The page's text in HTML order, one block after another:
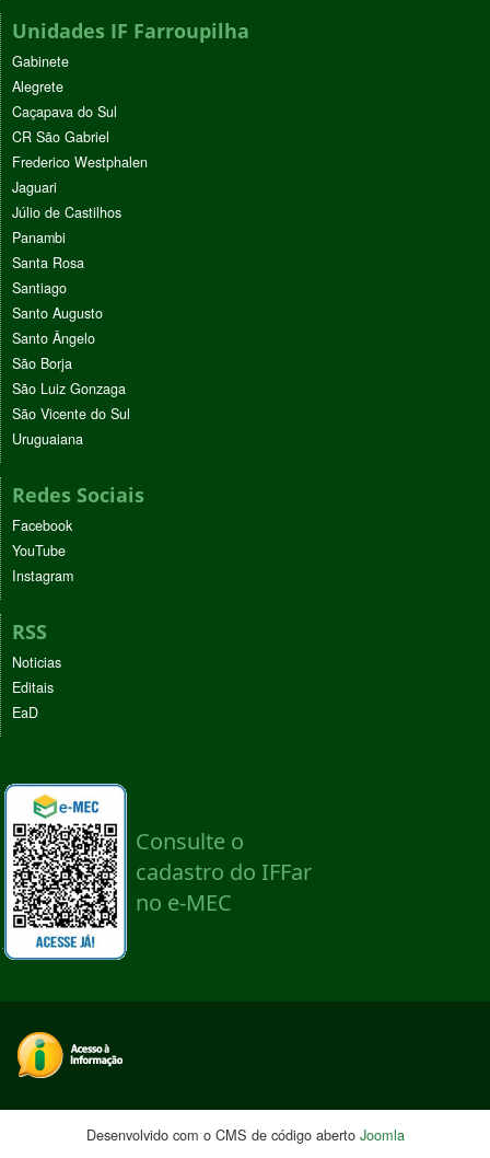
Unidades IF Farroupilha
Gabinete
Alegrete
Caçapava do Sul
CR São Gabriel
Frederico Westphalen
Jaguari
Júlio de Castilhos
Panambi
Santa Rosa
Santiago
Santo Augusto
Santo Ângelo
São Borja
São Luiz Gonzaga
São Vicente do Sul
Uruguaiana
Redes Sociais
Facebook
YouTube
Instagram
RSS
Noticias
Editais
EaD
Desenvolvido com o CMS de código aberto Joomla